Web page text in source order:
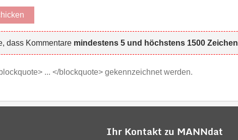
dass Kommentare mindestens 5 und höchstens 1500 Zeichen
... </blockquote> gekennzeichnet werden.
Ihr Kontakt zu MANNdat